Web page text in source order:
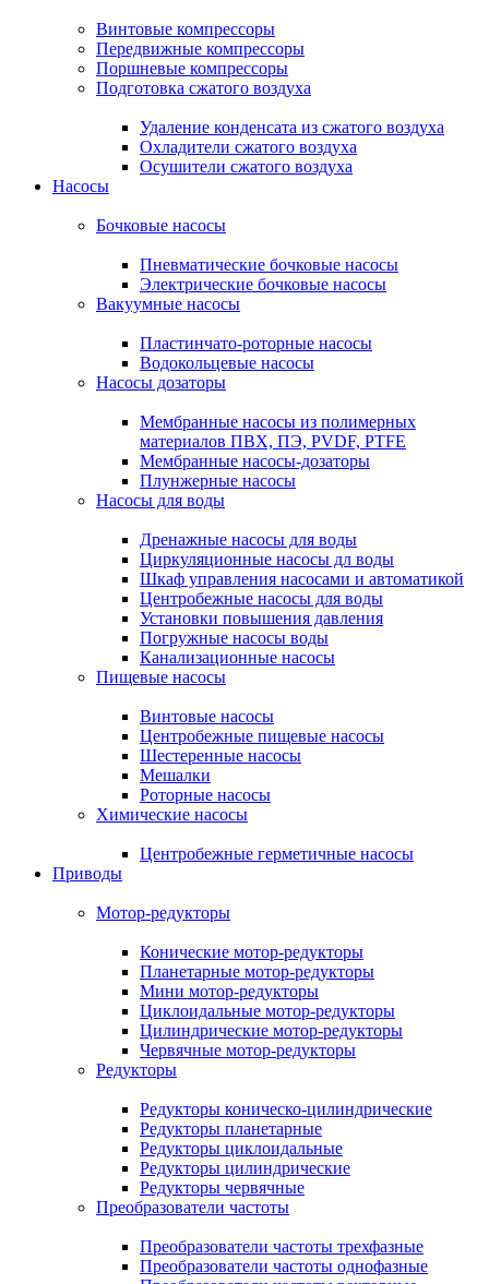
Винтовые компрессоры
Передвижные компрессоры
Поршневые компрессоры
Подготовка сжатого воздуха
Удаление конденсата из сжатого воздуха
Охладители сжатого воздуха
Осушители сжатого воздуха
Насосы
Бочковые насосы
Пневматические бочковые насосы
Электрические бочковые насосы
Вакуумные насосы
Пластинчато-роторные насосы
Водокольцевые насосы
Насосы дозаторы
Мембранные насосы из полимерных
материалов ПВХ, ПЭ, PVDF, PTFE
Мембранные насосы-дозаторы
Плунжерные насосы
Насосы для воды
Дренажные насосы для воды
Циркуляционные насосы дл воды
Шкаф управления насосами и автоматикой
Центробежные насосы для воды
Установки повышения давления
Погружные насосы воды
Канализационные насосы
Пищевые насосы
Винтовые насосы
Центробежные пищевые насосы
Шестеренные насосы
Мешалки
Роторные насосы
Химические насосы
Центробежные герметичные насосы
Приводы
Мотор-редукторы
Конические мотор-редукторы
Планетарные мотор-редукторы
Мини мотор-редукторы
Циклоидальные мотор-редукторы
Цилиндрические мотор-редукторы
Червячные мотор-редукторы
Редукторы
Редукторы коническо-цилиндрические
Редукторы планетарные
Редукторы циклоидальные
Редукторы цилиндрические
Редукторы червячные
Преобразователи частоты
Преобразователи частоты трехфазные
Преобразователи частоты однофазные